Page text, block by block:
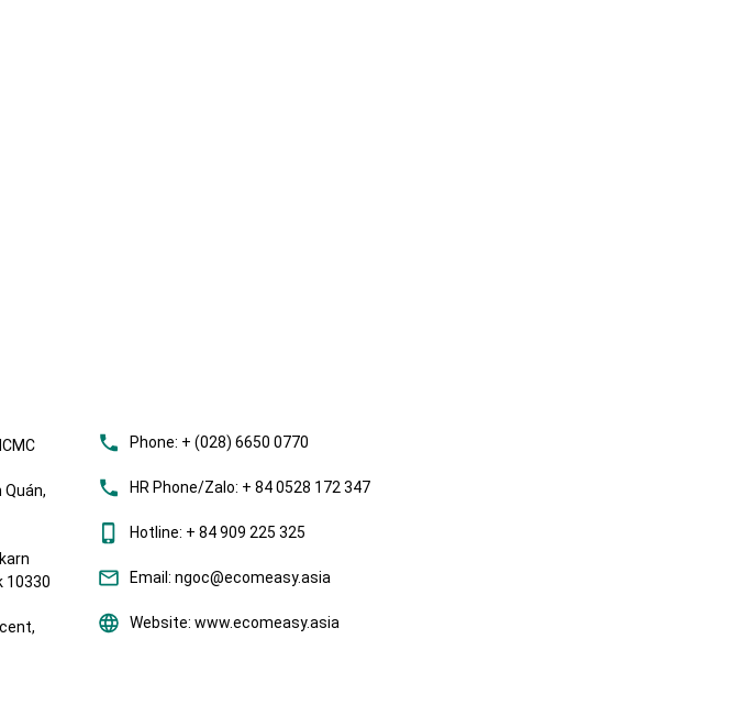
10330
Phone: + (028) 6650 0770
HR Phone/Zalo: + 84 0528 172 347
Hotline: + 84 909 225 325
Email: ngoc@ecomeasy.asia
Website: www.ecomeasy.asia